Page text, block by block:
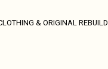
& ORIGINAL REBUILD